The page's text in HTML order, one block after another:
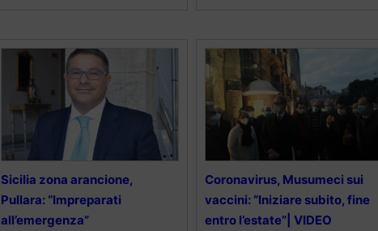
Sicilia zona arancione,
Pullara: “Impreparati
all’emergenza”
Coronavirus, Musumeci sui
vaccini: “Iniziare subito, fine
entro l’estate”| VIDEO